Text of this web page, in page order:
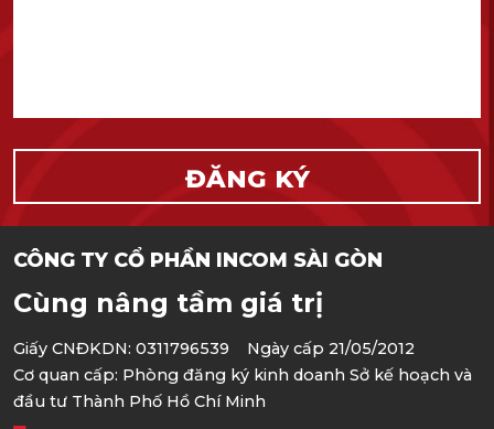
CÔNG TY CỔ PHẦN INCOM SÀI GÒN
Cùng nâng tầm giá trị
Giấy CNĐKDN: 0311796539 Ngày cấp 21/05/2012
Cơ quan cấp: Phòng đăng ký kinh doanh Sở kế hoạch và
đầu tư Thành Phố Hồ Chí Minh